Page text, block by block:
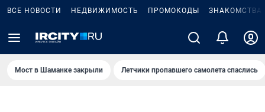
ВСЕ НОВОСТИ НЕДВИЖИМОСТЬ ПРОМОКОДЫ ЗНАКОМСТВА
Мост в Шаманке закрыли Летчики пропавшего самолета спаслись